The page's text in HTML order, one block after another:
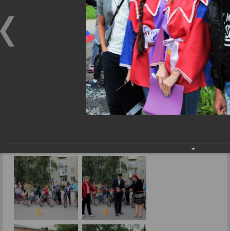
Общественная приемная
Фоторепортажи
›
Даешь дорогу по наказу
Фоторепортажи